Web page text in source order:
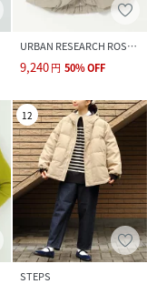
URBAN RESEARCH ROSSO
9,240円 50%OFF
12
STEPS